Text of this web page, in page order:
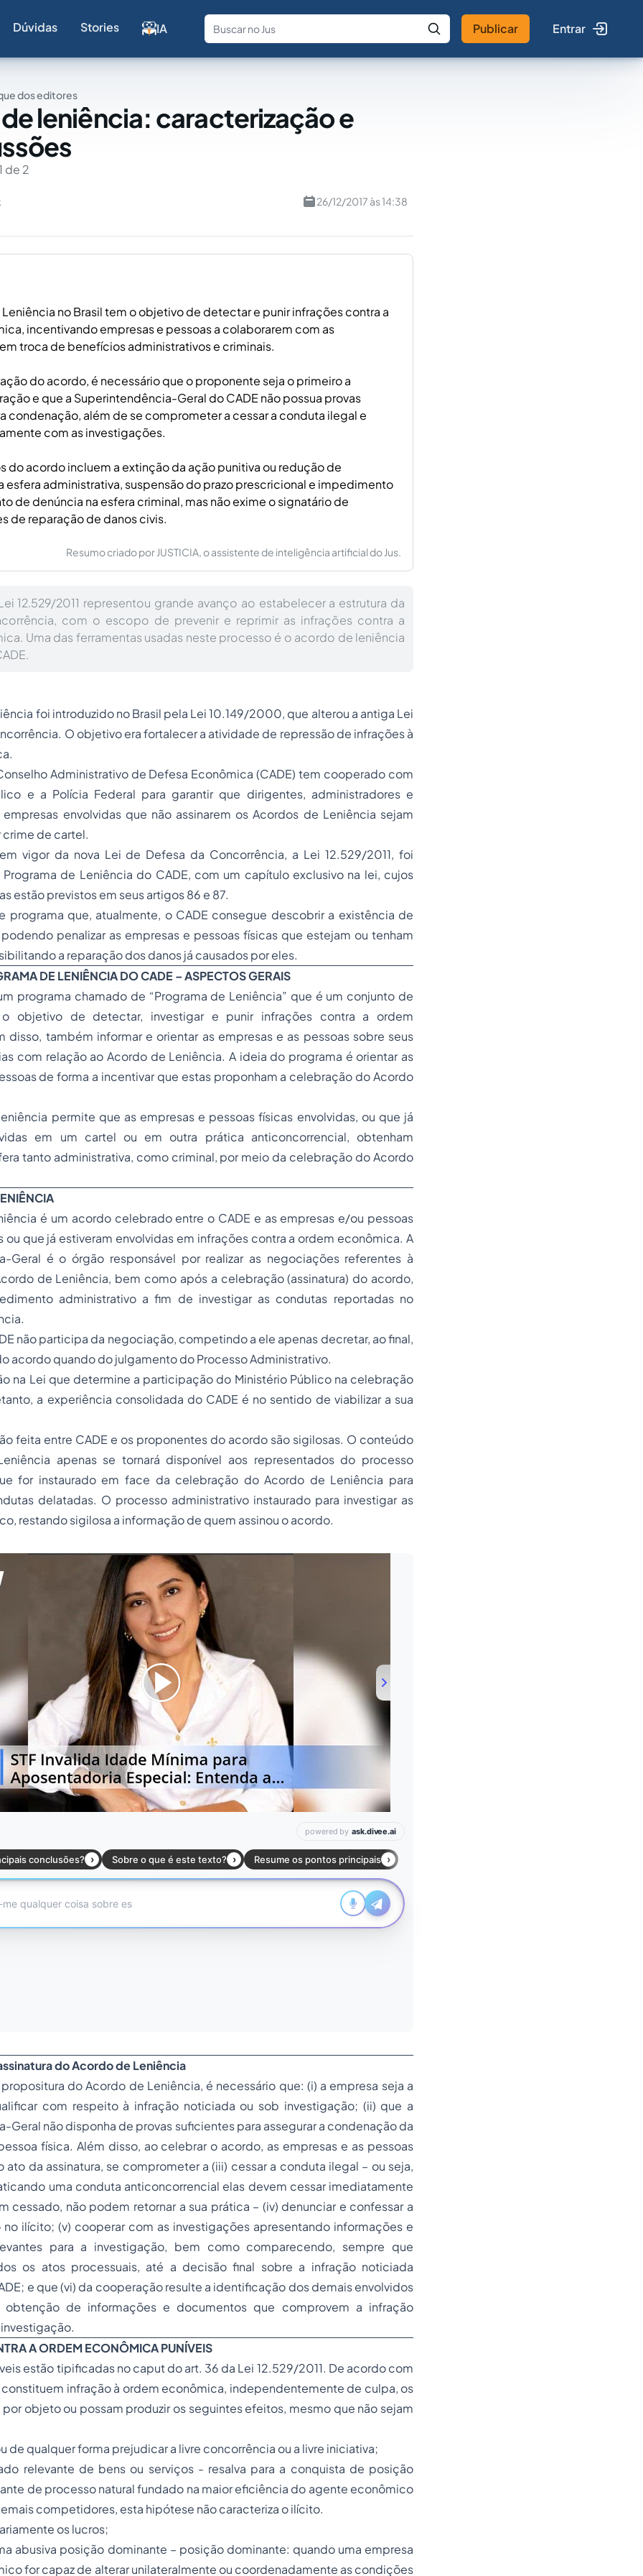
Dúvidas Stories IA
Fale com a IA Buscar no Jus
Publicar Entrar
dos editores
leniência: caracterização e
de 2
26/12/2017 às 14:38
no Brasil tem o objetivo de detectar e punir infrações contra a
incentivando empresas e pessoas a colaborarem com as
troca de benefícios administrativos e criminais.
do acordo, é necessário que o proponente seja o primeiro a
e que a Superintendência-Geral do CADE não possua provas
condenação, além de se comprometer a cessar a conduta ilegal e
com as investigações.
do acordo incluem a extinção da ação punitiva ou redução de
esfera administrativa, suspensão do prazo prescricional e impedimento
de denúncia na esfera criminal, mas não exime o signatário de
de reparação de danos civis.
Resumo criado por JUSTICIA, o assistente de inteligência artificial do Jus.
12.529/2011 representou grande avanço ao estabelecer a estrutura da
com o escopo de prevenir e reprimir as infrações contra a
Uma das ferramentas usadas neste processo é o acordo de leniência
foi introduzido no Brasil pela Lei 10.149/2000, que alterou a antiga Lei
O objetivo era fortalecer a atividade de repressão de infrações à
Administrativo de Defesa Econômica (CADE) tem cooperado com
e a Polícia Federal para garantir que dirigentes, administradores e
envolvidas que não assinarem os Acordos de Leniência sejam
de cartel.
vigor da nova Lei de Defesa da Concorrência, a Lei 12.529/2011, foi
de Leniência do CADE, com um capítulo exclusivo na lei, cujos
estão previstos em seus artigos 86 e 87.
programa que, atualmente, o CADE consegue descobrir a existência de
penalizar as empresas e pessoas físicas que estejam ou tenham
a reparação dos danos já causados por eles.
DE LENIÊNCIA DO CADE – ASPECTOS GERAIS
programa chamado de “Programa de Leniência” que é um conjunto de
objetivo de detectar, investigar e punir infrações contra a ordem
disso, também informar e orientar as empresas e as pessoas sobre seus
com relação ao Acordo de Leniência. A ideia do programa é orientar as
de forma a incentivar que estas proponham a celebração do Acordo
permite que as empresas e pessoas físicas envolvidas, ou que já
em um cartel ou em outra prática anticoncorrencial, obtenham
tanto administrativa, como criminal, por meio da celebração do Acordo
é um acordo celebrado entre o CADE e as empresas e/ou pessoas
ou que já estiveram envolvidas em infrações contra a ordem econômica. A
Geral é o órgão responsável por realizar as negociações referentes à
de Leniência, bem como após a celebração (assinatura) do acordo,
administrativo a fim de investigar as condutas reportadas no
não participa da negociação, competindo a ele apenas decretar, ao final,
acordo quando do julgamento doProcessoAdministrativo.
na Lei que determine a participação do Ministério Público na celebração
a experiência consolidada do CADE é no sentido de viabilizar a sua
feita entre CADE e os proponentes do acordo são sigilosas. O conteúdo
apenas se tornará disponível aos representados do processo
for instaurado em face da celebração do Acordo de Leniência para
delatadas. O processo administrativo instaurado para investigar as
restando sigilosa a informação de quem assinou o acordo.
jus
do Acordo de Leniência
do Acordo de Leniência, é necessário que: (i) a empresa seja a
com respeito à infração noticiada ou sob investigação; (ii) que a
Geral não disponha de provas suficientes para assegurar a condenação da
física. Além disso, ao celebrar o acordo, as empresas e as pessoas
ato da assinatura, se comprometer a (iii) cessar a conduta ilegal – ou seja,
uma conduta anticoncorrencial elas devem cessar imediatamente
cessado, não podem retornar a sua prática – (iv) denunciar e confessar a
ilícito; (v) cooperar com as investigações apresentando informações e
para a investigação, bem como comparecendo, sempre que
os atos processuais, até a decisão final sobre a infração noticiada
e que (vi) da cooperação resulte a identificação dos demais envolvidos
de informações e documentos que comprovem a infração
A ORDEM ECONÔMICA PUNÍVEIS
estão tipificadas no caput do art. 36 da Lei 12.529/2011. De acordo com
infração à ordem econômica, independentemente de culpa, os
objeto ou possam produzir os seguintes efeitos, mesmo que não sejam
de qualquer forma prejudicar a livre concorrência ou a livre iniciativa;
relevante de bens ou serviços - resalva para a conquista de posição
de processo natural fundado na maior eficiência do agente econômico
competidores, esta hipótese não caracteriza o ilícito.
os lucros;
abusiva posição dominante – posição dominante: quando uma empresa
for capaz de alterar unilateralmente ou coordenadamente as condições